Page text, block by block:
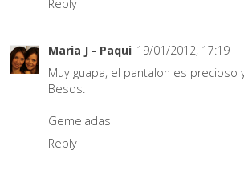
Reply
Maria J - Paqui 19/01/2012, 17:19
Muy guapa, el pantalon es precioso
Besos.
Gemeladas
Reply